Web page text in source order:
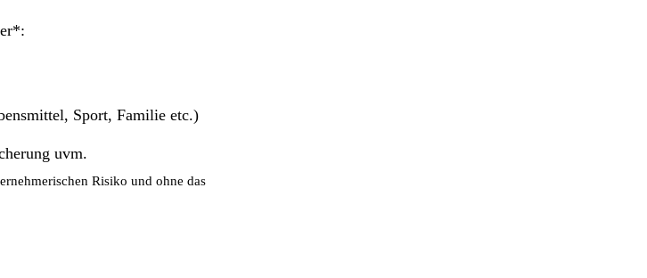
Sport, Familie etc.)
uvm.
Risiko und ohne das